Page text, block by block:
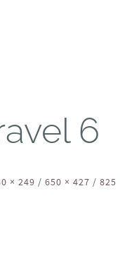
6
× 249 / 650 × 427 / 825